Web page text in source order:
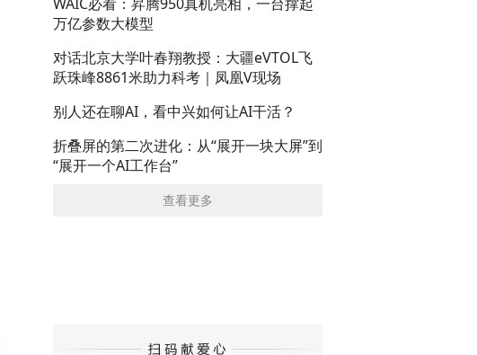
万亿参数大模型
对话北京大学叶春翔教授：大疆eVTOL飞
跃珠峰8861米助力科考｜凤凰V现场
别人还在聊AI，看中兴如何让AI干活？
折叠屏的第二次进化：从“展开一块大屏”到
“展开一个AI工作台”
查看更多